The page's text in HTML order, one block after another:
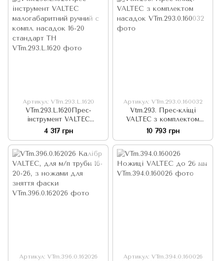
Артикул: VTm.293.L.1620
VTm.293.L.1620Прес-
інструмент VALTEC
малогабаритний ручний с
компл. насадок 16-20
стандарт TH
4 317 грн
Артикул: VTm.293.0.160032
Vtm.293. Прес-кліщі
VALTEC з комплектом
насадок
10 793 грн
Артикул: VTm.396.0.162026 Артикул: VTm.394.0.160026